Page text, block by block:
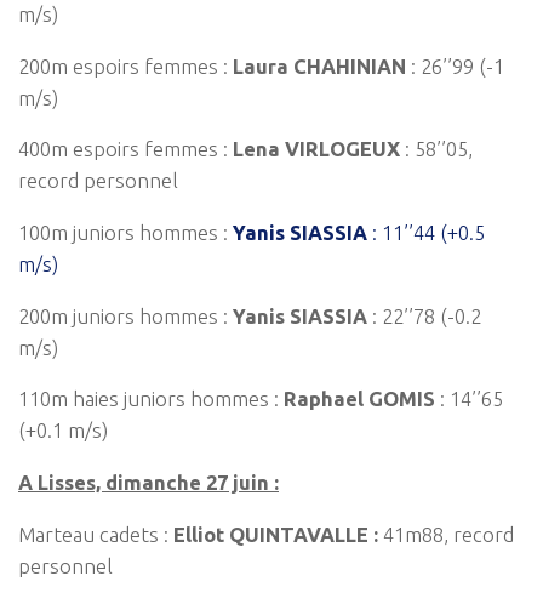
m/s)
200m espoirs femmes : Laura CHAHINIAN : 26’’99 (-1
m/s)
400m espoirs femmes : Lena VIRLOGEUX : 58’’05,
record personnel
100m juniors hommes : Yanis SIASSIA : 11’’44 (+0.5
m/s)
200m juniors hommes : Yanis SIASSIA : 22’’78 (-0.2
m/s)
110m haies juniors hommes : Raphael GOMIS : 14’’65
(+0.1 m/s)
A Lisses, dimanche 27 juin :
Marteau cadets : Elliot QUINTAVALLE : 41m88, record
personnel